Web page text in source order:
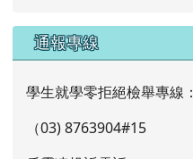
通報專線
學生就學零拒絕檢舉專線：
（03) 8763904#15